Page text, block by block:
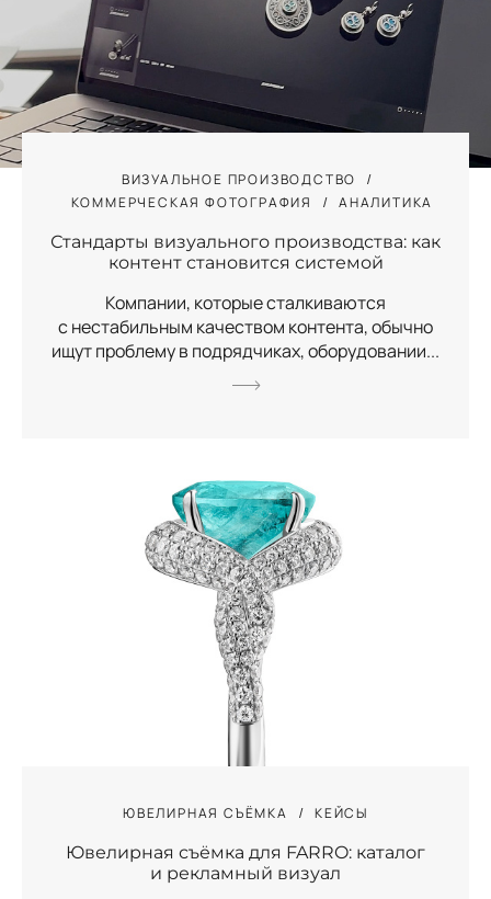
ВИЗУАЛЬНОЕ ПРОИЗВОДСТВО
КОММЕРЧЕСКАЯ ФОТОГРАФИЯ
АНАЛИТИКА
Стандарты визуального производства: как
контент становится системой
Компании, которые сталкиваются
с нестабильным качеством контента, обычно
ищут проблему в подрядчиках, оборудовании...
ЮВЕЛИРНАЯ СЪЁМКА КЕЙСЫ
Ювелирная съёмка для FARRO: каталог
и рекламный визуал